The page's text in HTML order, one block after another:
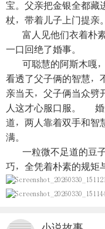
宝。父亲把金银全都藏
杖，带着儿子上门提亲。
富人见他们衣着朴素
一口回绝了婚事。
可聪慧的阿斯木嘎，
看透了父子俩的智慧
亲当天，父子俩当众劈
人这才心服口服。 婚
道，两人靠着双手和智
满。
一粒微不足道的豆子
巧，全凭着朴素的规矩